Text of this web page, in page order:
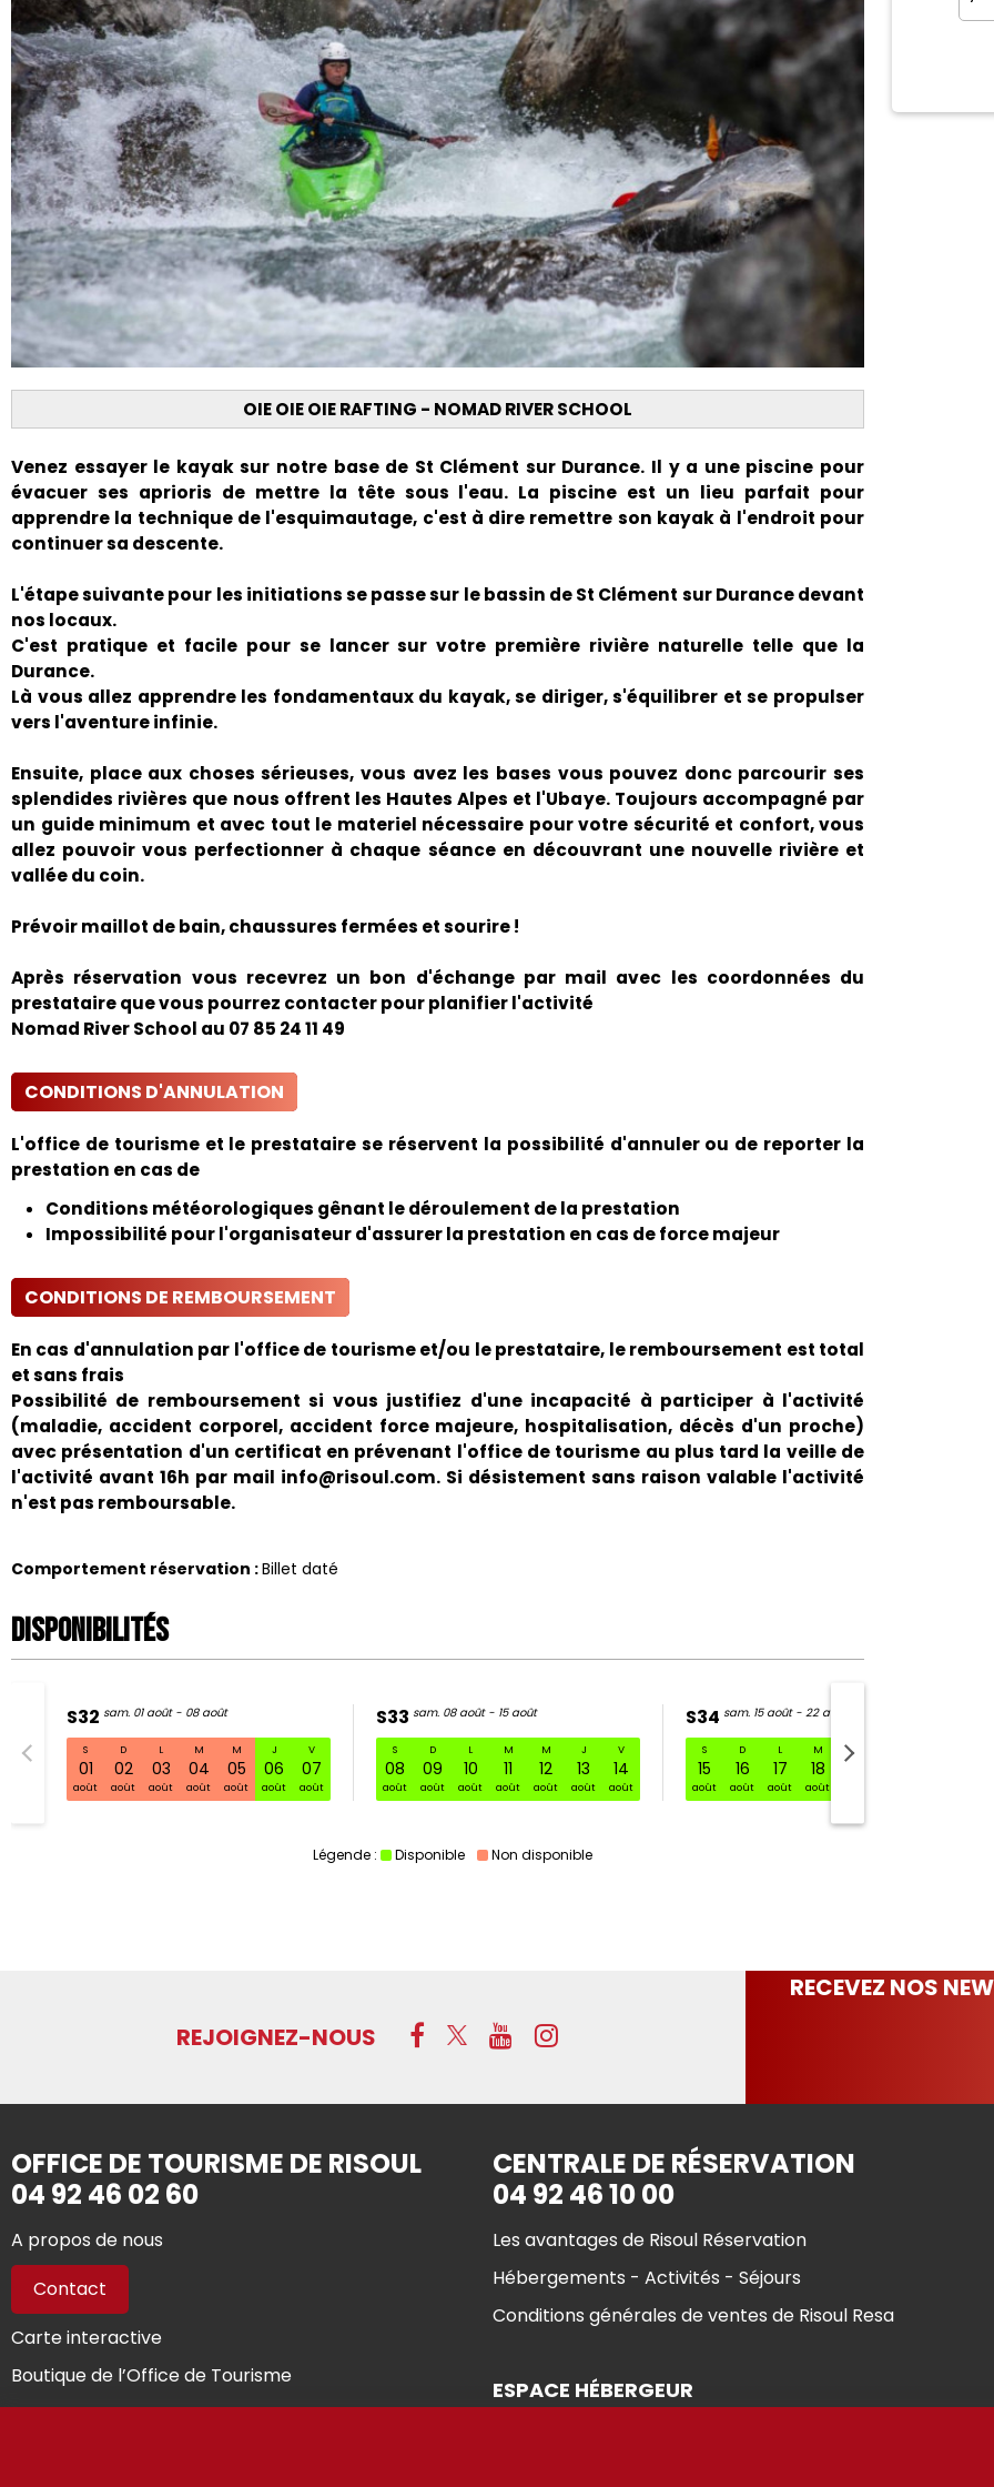
OIE OIE OIE RAFTING - NOMAD RIVER SCHOOL
Venez essayer le kayak sur notre base de St Clément sur Durance. Il y a une piscine pour
évacuer ses aprioris de mettre la tête sous l'eau. La piscine est un lieu parfait pour
apprendre la technique de l'esquimautage, c'est à dire remettre son kayak à l'endroit pour
continuer sa descente.
L'étape suivante pour les initiations se passe sur le bassin de St Clément sur Durance devant
nos locaux.
C'est pratique et facile pour se lancer sur votre première rivière naturelle telle que la
Durance.
Là vous allez apprendre les fondamentaux du kayak, se diriger, s'équilibrer et se propulser
vers l'aventure infinie.
Ensuite, place aux choses sérieuses, vous avez les bases vous pouvez donc parcourir ses
splendides rivières que nous offrent les Hautes Alpes et l'Ubaye. Toujours accompagné par
un guide minimum et avec tout le materiel nécessaire pour votre sécurité et confort, vous
allez pouvoir vous perfectionner à chaque séance en découvrant une nouvelle rivière et
vallée du coin.
Prévoir maillot de bain, chaussures fermées et sourire !
Après réservation vous recevrez un bon d'échange par mail avec les coordonnées du
prestataire que vous pourrez contacter pour planifier l'activité
Nomad River School au 07 85 24 11 49
CONDITIONS D'ANNULATION
L'office de tourisme et le prestataire se réservent la possibilité d'annuler ou de reporter la
prestation en cas de
Conditions météorologiques gênant le déroulement de la prestation
Impossibilité pour l'organisateur d'assurer la prestation en cas de force majeur
CONDITIONS DE REMBOURSEMENT
En cas d'annulation par l'office de tourisme et/ou le prestataire, le remboursement est total
et sans frais
Possibilité de remboursement si vous justifiez d'une incapacité à participer à l'activité
(maladie, accident corporel, accident force majeure, hospitalisation, décès d'un proche)
avec présentation d'un certificat en prévenant l'office de tourisme au plus tard la veille de
l'activité avant 16h par mail info@risoul.com. Si désistement sans raison valable l'activité
n'est pas remboursable.
Comportement réservation :Billet daté
Disponibilités
S32 sam. 01 août - 08 août
S
01
août
D
02
août
L
03
août
M
04
août
M
05
août
J
06
août
V
07
août
S33 sam. 08 août - 15 août
S
08
août
D
09
août
L
10
août
M
11
août
M
12
août
J
13
août
V
14
août
S34 sam. 15 août - 22 août
S
15
août
D
16
août
L
17
août
M
18
août
M
S32 sam. 01 août - 08 août
Légende : Disponible Non disponible
REJOIGNEZ-NOUS
RECEVEZ NOS
OFFICE DE TOURISME DE RISOUL
04 92 46 02 60
A propos de nous
Contact
Carte interactive
Boutique de l’Office de Tourisme
Presse
CENTRALE DE RÉSERVATION
04 92 46 10 00
Les avantages de Risoul Réservation
Hébergements - Activités - Séjours
Conditions générales de ventes de Risoul Resa
ESPACE HÉBERGEUR